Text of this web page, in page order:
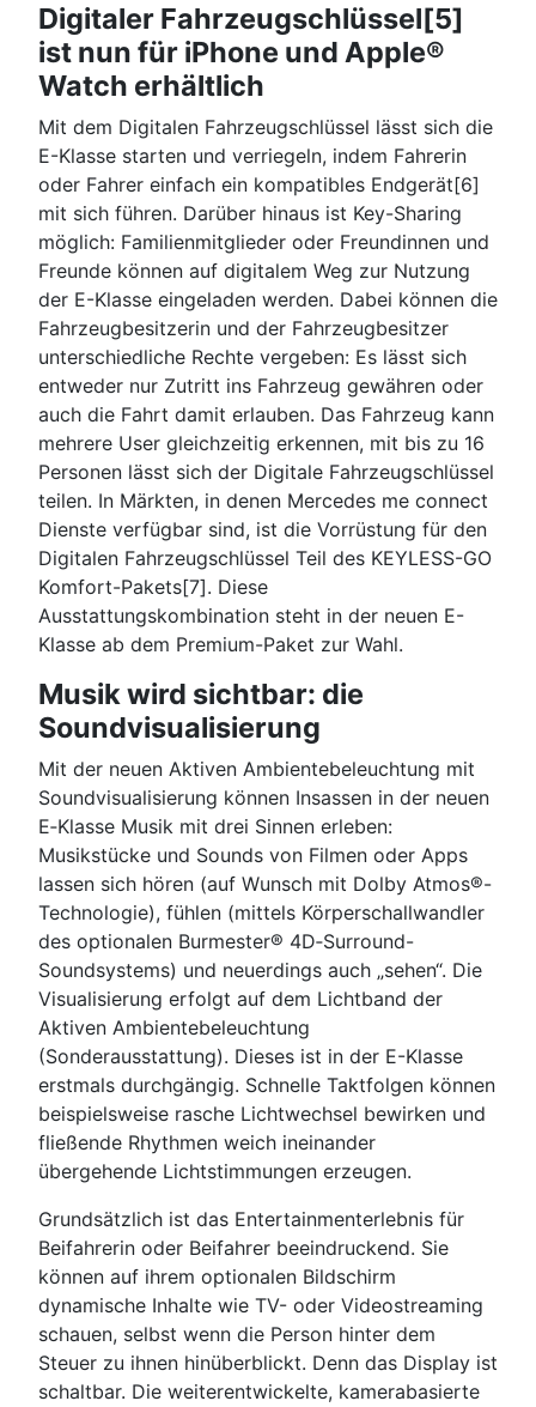
Digitaler Fahrzeugschlüssel[5]
ist nun für iPhone und Apple®
Watch erhältlich
Mit dem Digitalen Fahrzeugschlüssel lässt sich die
E-Klasse starten und verriegeln, indem Fahrerin
oder Fahrer einfach ein kompatibles Endgerät[6]
mit sich führen. Darüber hinaus ist Key-Sharing
möglich: Familienmitglieder oder Freundinnen und
Freunde können auf digitalem Weg zur Nutzung
der E-Klasse eingeladen werden. Dabei können die
Fahrzeugbesitzerin und der Fahrzeugbesitzer
unterschiedliche Rechte vergeben: Es lässt sich
entweder nur Zutritt ins Fahrzeug gewähren oder
auch die Fahrt damit erlauben. Das Fahrzeug kann
mehrere User gleichzeitig erkennen, mit bis zu 16
Personen lässt sich der Digitale Fahrzeugschlüssel
teilen. In Märkten, in denen Mercedes me connect
Dienste verfügbar sind, ist die Vorrüstung für den
Digitalen Fahrzeugschlüssel Teil des KEYLESS-GO
Komfort-Pakets[7]. Diese
Ausstattungskombination steht in der neuen E-
Klasse ab dem Premium-Paket zur Wahl.
Musik wird sichtbar: die
Soundvisualisierung
Mit der neuen Aktiven Ambientebeleuchtung mit
Soundvisualisierung können Insassen in der neuen
E‑Klasse Musik mit drei Sinnen erleben:
Musikstücke und Sounds von Filmen oder Apps
lassen sich hören (auf Wunsch mit Dolby Atmos®-
Technologie), fühlen (mittels Körperschallwandler
des optionalen Burmester® 4D‑Surround-
Soundsystems) und neuerdings auch „sehen“. Die
Visualisierung erfolgt auf dem Lichtband der
Aktiven Ambientebeleuchtung
(Sonderausstattung). Dieses ist in der E-Klasse
erstmals durchgängig. Schnelle Taktfolgen können
beispielsweise rasche Lichtwechsel bewirken und
fließende Rhythmen weich ineinander
übergehende Lichtstimmungen erzeugen.
Grundsätzlich ist das Entertainmenterlebnis für
Beifahrerin oder Beifahrer beeindruckend. Sie
können auf ihrem optionalen Bildschirm
dynamische Inhalte wie TV- oder Videostreaming
schauen, selbst wenn die Person hinter dem
Steuer zu ihnen hinüberblickt. Denn das Display ist
schaltbar. Die weiterentwickelte, kamerabasierte